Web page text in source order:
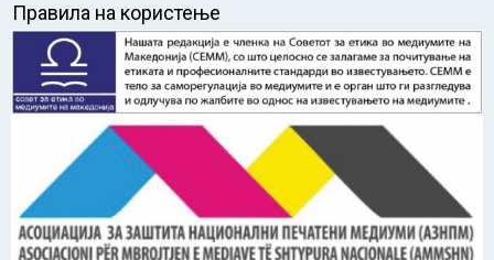
Правила на користење